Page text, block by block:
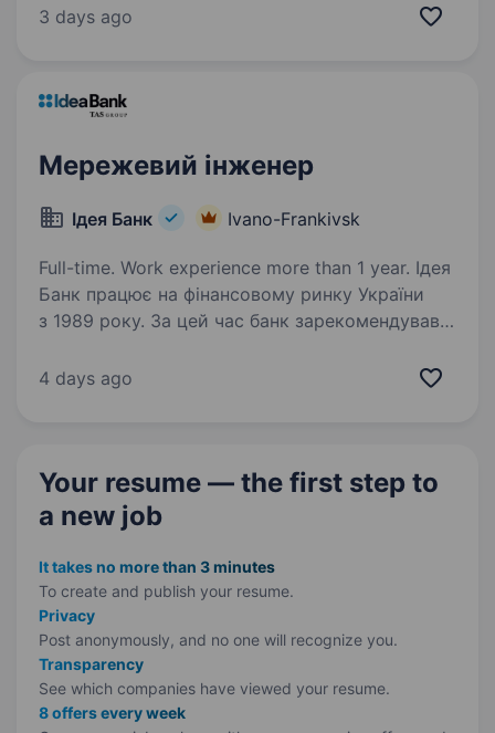
smoothly and securely — and to support server
3 days ago
Мережевий інженер
Ідея Банк Ivano-Frankivsk
Full-time. Work experience more than 1 year. Ідея
Банк працює на фінансовому ринку України
з 1989 року. За цей час банк зарекомендував
клієнтів. Наша справжня цінність — Команда,
4 days ago
Your resume — the first step to
a new job
It takes no more than 3 minutes
To create and publish your resume.
Privacy
Post anonymously, and no one will recognize you.
Transparency
See which companies have viewed your resume.
8 offers every week